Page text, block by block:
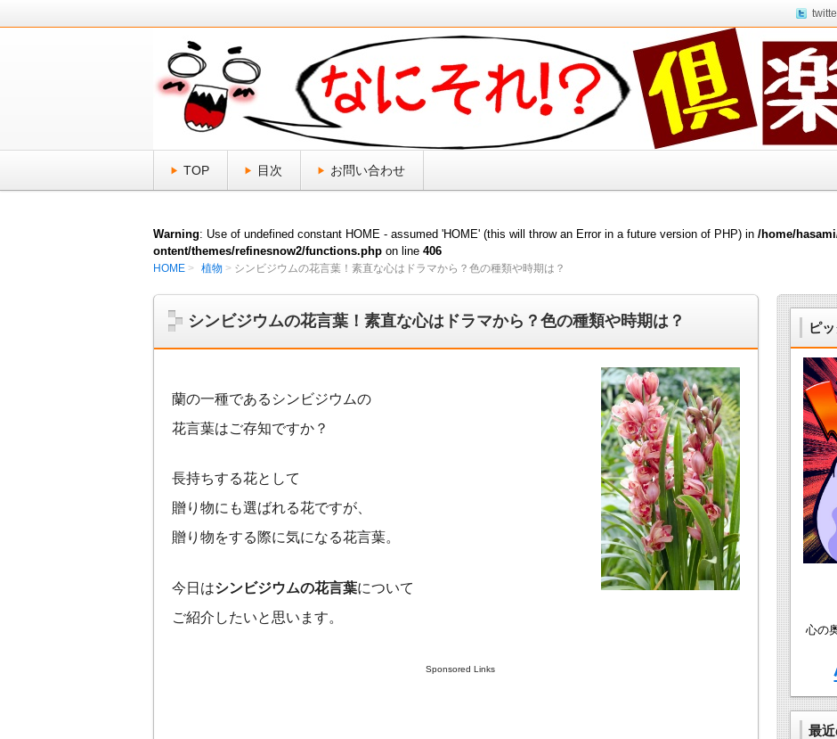
なにそれ倶楽部
日頃、気になる「なにそれ？」をスッキリ解決！！
TOP 目次 お問い合わせ
Warning: Use of undefined constant HOME - assumed 'HOME' (this will throw an Error in a future version of PHP) in /home/
ontent/themes/refinesnow2/functions.php on line 406
HOME 植物 シンビジウムの花言葉！素直な心はドラマから？色の種類や時期は？
シンビジウムの花言葉！素直な心はドラマから？色の種類や時期は？
蘭の一種であるシンビジウムの
花言葉はご存知ですか？
長持ちする花として
贈り物にも選ばれる花ですが、
贈り物をする際に気になる花言葉。
今日はシンビジウムの花言葉について
ご紹介したいと思います。
Sponsored Links
ピ
心の
最